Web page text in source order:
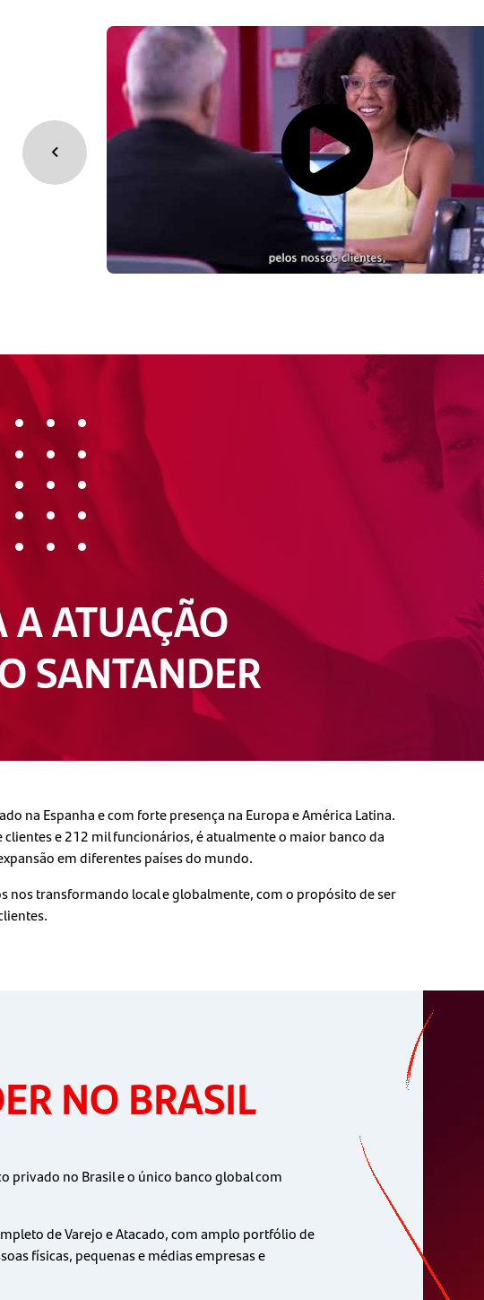
A ATUAÇÃO
SANTANDER
na Espanha e com forte presença na Europa e América Latina.
e 212 mil funcionários, é atualmente o maior banco da
em diferentes países do mundo.
nos transformando local e globalmente, com o propósito de ser
NO BRASIL
privado no Brasil e o único banco global com
de Varejo e Atacado, com amplo portfólio de
físicas, pequenas e médias empresas e